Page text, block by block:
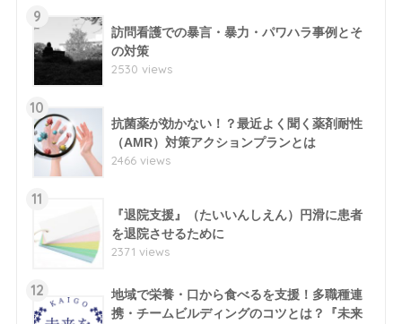
9
訪問看護での暴言・暴力・パワハラ事例とそ
の対策
2530 views
10
抗菌薬が効かない！？最近よく聞く薬剤耐性
（AMR）対策アクションプランとは
2466 views
11
『退院支援』（たいいんしえん）円滑に患者
を退院させるために
2371 views
12
地域で栄養・口から食べるを支援！多職種連
携・チームビルディングのコツとは？『未来